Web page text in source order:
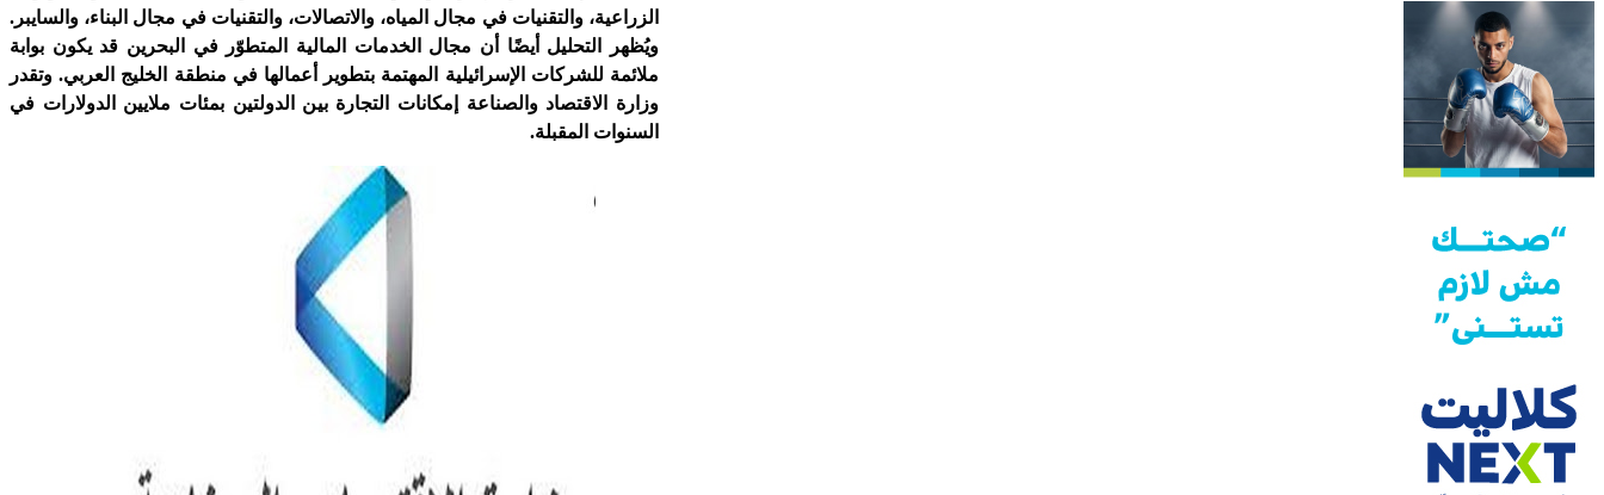
الزراعية، والتقنيات في مجال المياه، والاتصالات، والتقنيات في مجال البناء، والسايبر.
ويُظهر التحليل أيضًا أن مجال الخدمات المالية المتطوّر في البحرين قد يكون بوابة
ملائمة للشركات الإسرائيلية المهتمة بتطوير أعمالها في منطقة الخليج العربي. وتقدر
وزارة الاقتصاد والصناعة إمكانات التجارة بين الدولتين بمئات ملايين الدولارات في
السنوات المقبلة.